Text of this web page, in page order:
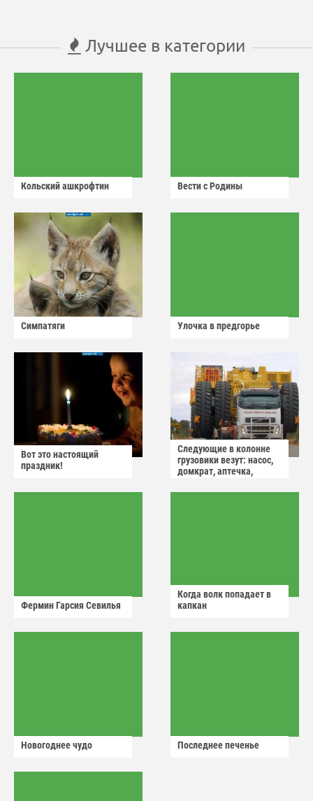
Лучшее в категории
Кольский ашкрофтин Вести с Родины
Симпатяги Улочка в предгорье
Вот это настоящий
праздник!
Следующие в колонне
грузовики везут: насос,
домкрат, аптечка,
Фермин Гарсия Севилья
Когда волк попадает в
капкан
Новогоднее чудо Последнее печенье